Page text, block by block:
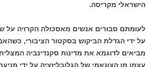
הישראלי מקריסה.
לעומתם סבורים אנשים מאסכולה הקרויה על
על ידי הגדלת הביקוש בסקטור הציבורי,
מביאים לדוגמא את מדינות סקנדינביה
עצמן מן הצונאמי של הגלובליזציה על ידי